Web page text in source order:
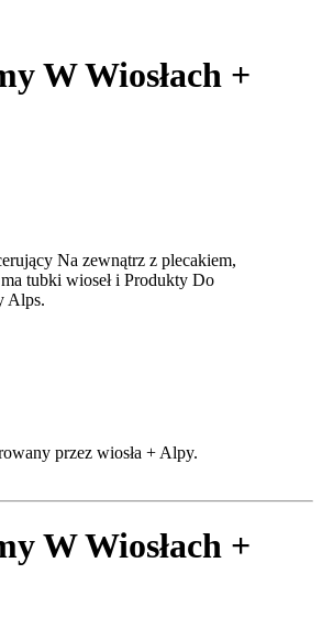
W Wiosłach +
przez wiosła + Alpy.
W Wiosłach +